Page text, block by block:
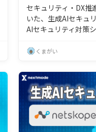
セキュリティ・DX推
いた、生成AIセキュ
AIセキュリティ対策シ
くまがい